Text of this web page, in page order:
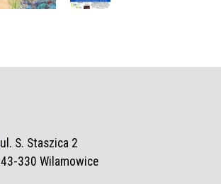
ul. S. Staszica 2
43-330 Wilamowice